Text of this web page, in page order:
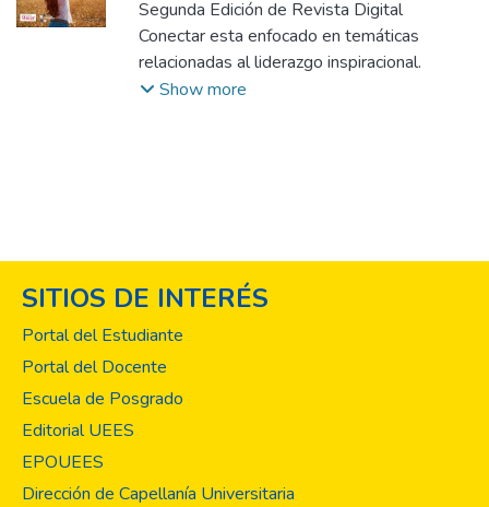
2024-08)Alianza Evangelica Mujer El
Salvador
Segunda Edición de Revista Digital
Conectar esta enfocado en temáticas
relacionadas al liderazgo inspiracional.
Show more
SITIOS DE INTERÉS
Portal del Estudiante
Portal del Docente
Escuela de Posgrado
Editorial UEES
EPOUEES
Dirección de Capellanía Universitaria